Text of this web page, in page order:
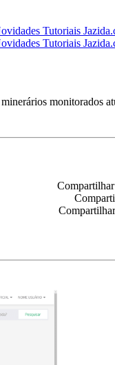
Tutoriais
Tutoriais
monitorados